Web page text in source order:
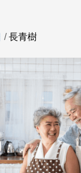
/長青樹